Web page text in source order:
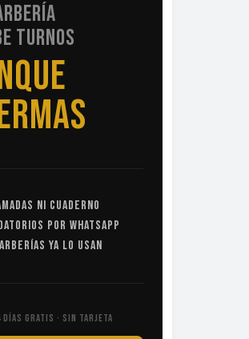
TURNOS
NI CUADERNO
POR WHATSAPP
YA LO USAN
DÍAS GRATIS · SIN TARJETA